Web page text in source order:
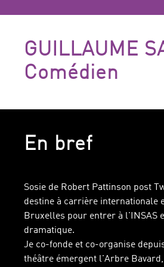
GUILLAUME
Comédien
En bref
Sosie de Robert Pattinson post
destine à carrière internationale
Bruxelles pour entrer à l'INSAS
dramatique.
Je co-fonde et co-organise
théâtre émergent l'Arbre